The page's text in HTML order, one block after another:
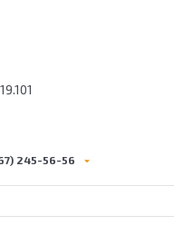
245-56-56